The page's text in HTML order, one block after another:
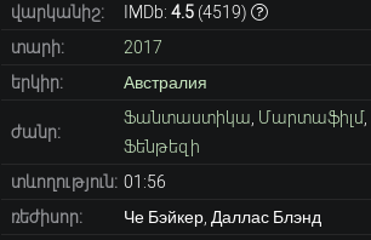
վարկանիշ: IMDb: 4.5(4519)
տարի:
2017
երկիր:
Австралия
ժանր:
Ֆանտաստիկա Մարտաֆիլմ,
Ֆենթեզի
տևողություն: 01:56
ռեժիսոր:
Че Бэйкер, Даллас Блэнд